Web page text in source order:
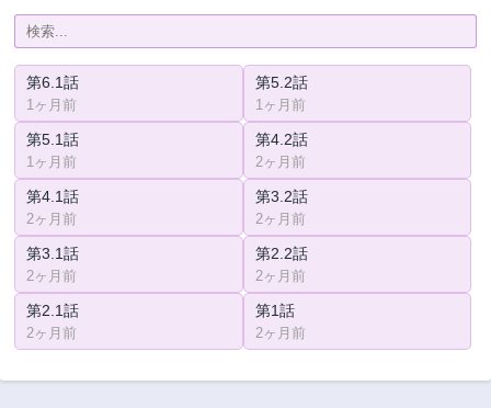
第6.1話
1ヶ月前
第5.2話
1ヶ月前
第5.1話
1ヶ月前
第4.2話
2ヶ月前
第4.1話
2ヶ月前
第3.2話
2ヶ月前
第3.1話
2ヶ月前
第2.2話
2ヶ月前
第2.1話
2ヶ月前
第1話
2ヶ月前